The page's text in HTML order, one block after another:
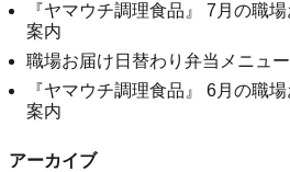
『ヤマウチ調理食品』 7月の職
案内
職場お届け日替わり弁当メニュ
『ヤマウチ調理食品』 6月の職
案内
アーカイブ